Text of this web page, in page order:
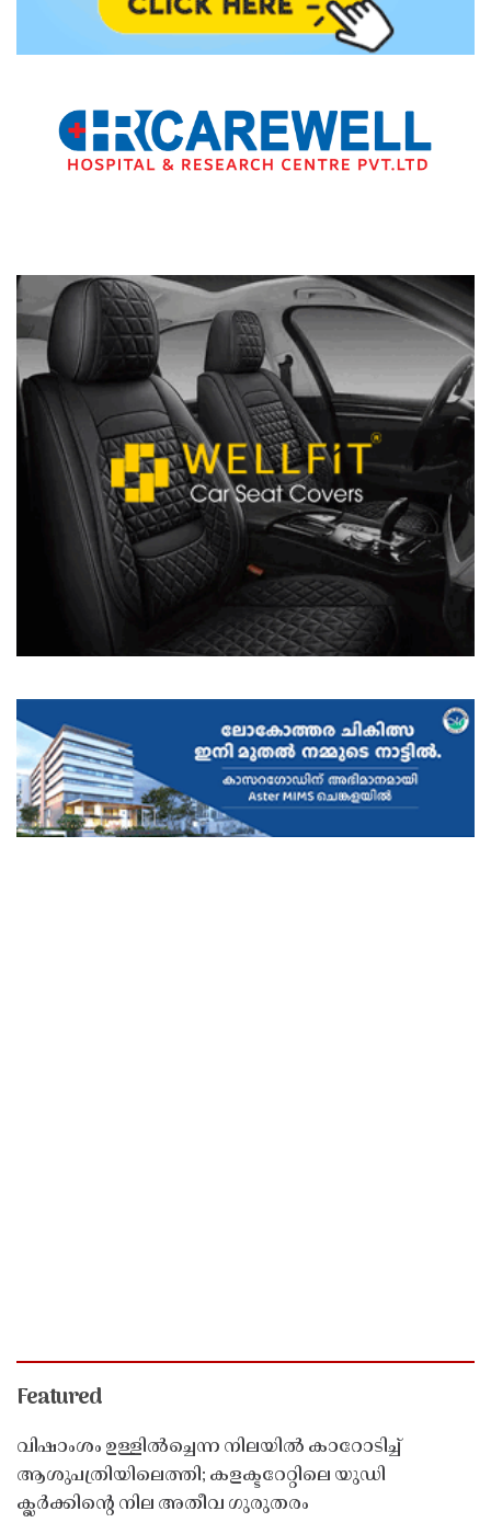
Featured
വിഷാംശം ഉള്ളിൽച്ചെന്ന നിലയിൽ കാറോടിച്ച്
ആശുപത്രിയിലെത്തി; കളക്ടറേറ്റിലെ യുഡി
ക്ലർക്കിൻ്റെ നില അതീവ ഗുരുതരം